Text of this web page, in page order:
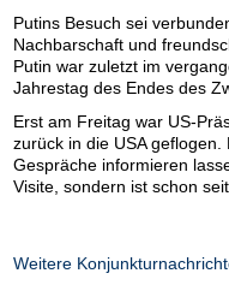
Putins Besuch sei
Nachbarschaft und
Putin war zuletzt im
Jahrestag des Endes des
Erst am Freitag war US-
zurück in die USA
Gespräche informieren
Visite, sondern ist schon
Weitere